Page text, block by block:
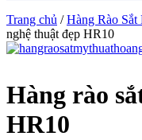
Trang chủ /Hàng Rào Sắt
nghệ thuật đẹp HR10
Hàng rào
HR10